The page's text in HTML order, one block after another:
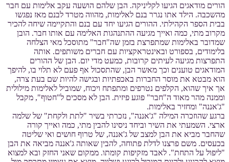
הורים מודאגים הגיעו לקליניקה. הבן שלהם הושעה עקב אלימות עם חבר
מהשכבה. הילד אתו נגרר בנם לאלימות, מהווה מטרד לבנם מאז נפגשו
בבית הספר הקהילתי. ההורים הגיעו יחד עם בנם והתקיימה שיחה להכיר
מקרוב מתי, כמה ואייך מגיעה ההתנהגות האלימה עם אותו חבר. הובן
שמדובר באלימות שמתפרצת בזמן שה"חבר" מתוסכל מאי הצלחה
בלימודים, בספורט ובאינטראקציות עם חברים משותפים. אותה
התפרצות מגיעה לעיתים קרובות, כמעט מדי יום. הבן של ההורים
המודאגים טוענים וכך מאשר הבן, שהתסכול אף פעם לא תלוי בו, להיפך
הוא מבטא את מוסר החברות באכפתיות ובגישה להיות שם בעת צרה,
אך איך שהוא, הקלפים נטרפים ומתפתח ויכוח, שמוביל לאלימות מילולית
וממנה מהר מאוד ה"חבר" פוגע פיזית. הבן לא מסכים ל"חטוף", מקבל
"ג'אננה" ומחזיר באלימות.
ברגע שהוזכרה המילה "ג'אננה", נזכרתי בשיר "לתת ולקחת" של שלמה
ארצי. השמעתי את השיר וביחד ניסינו להבין מתי, כמה ואייך קורה
שהחבר מביא את הבן למצב של ג'אננה, של טרוף חושים ואי שליטה
בכעסים. משם פרצנו לדלת פתוחה, להבין שאותה ג'אננה מביאה את הבן
"ליפול על התחת". לאבד מזקיפות קומתו. ממקום שאני החזק ובא למצוא